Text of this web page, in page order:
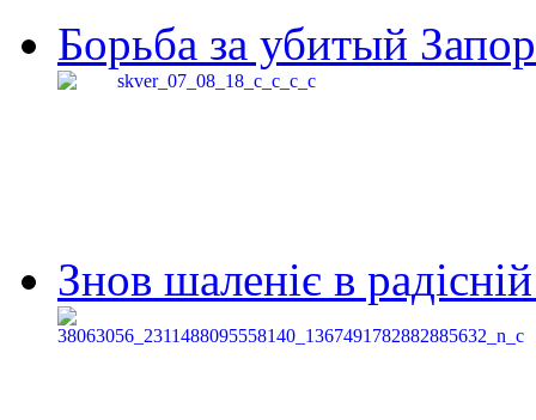
Борьба за убитый
Знов шаленіє в